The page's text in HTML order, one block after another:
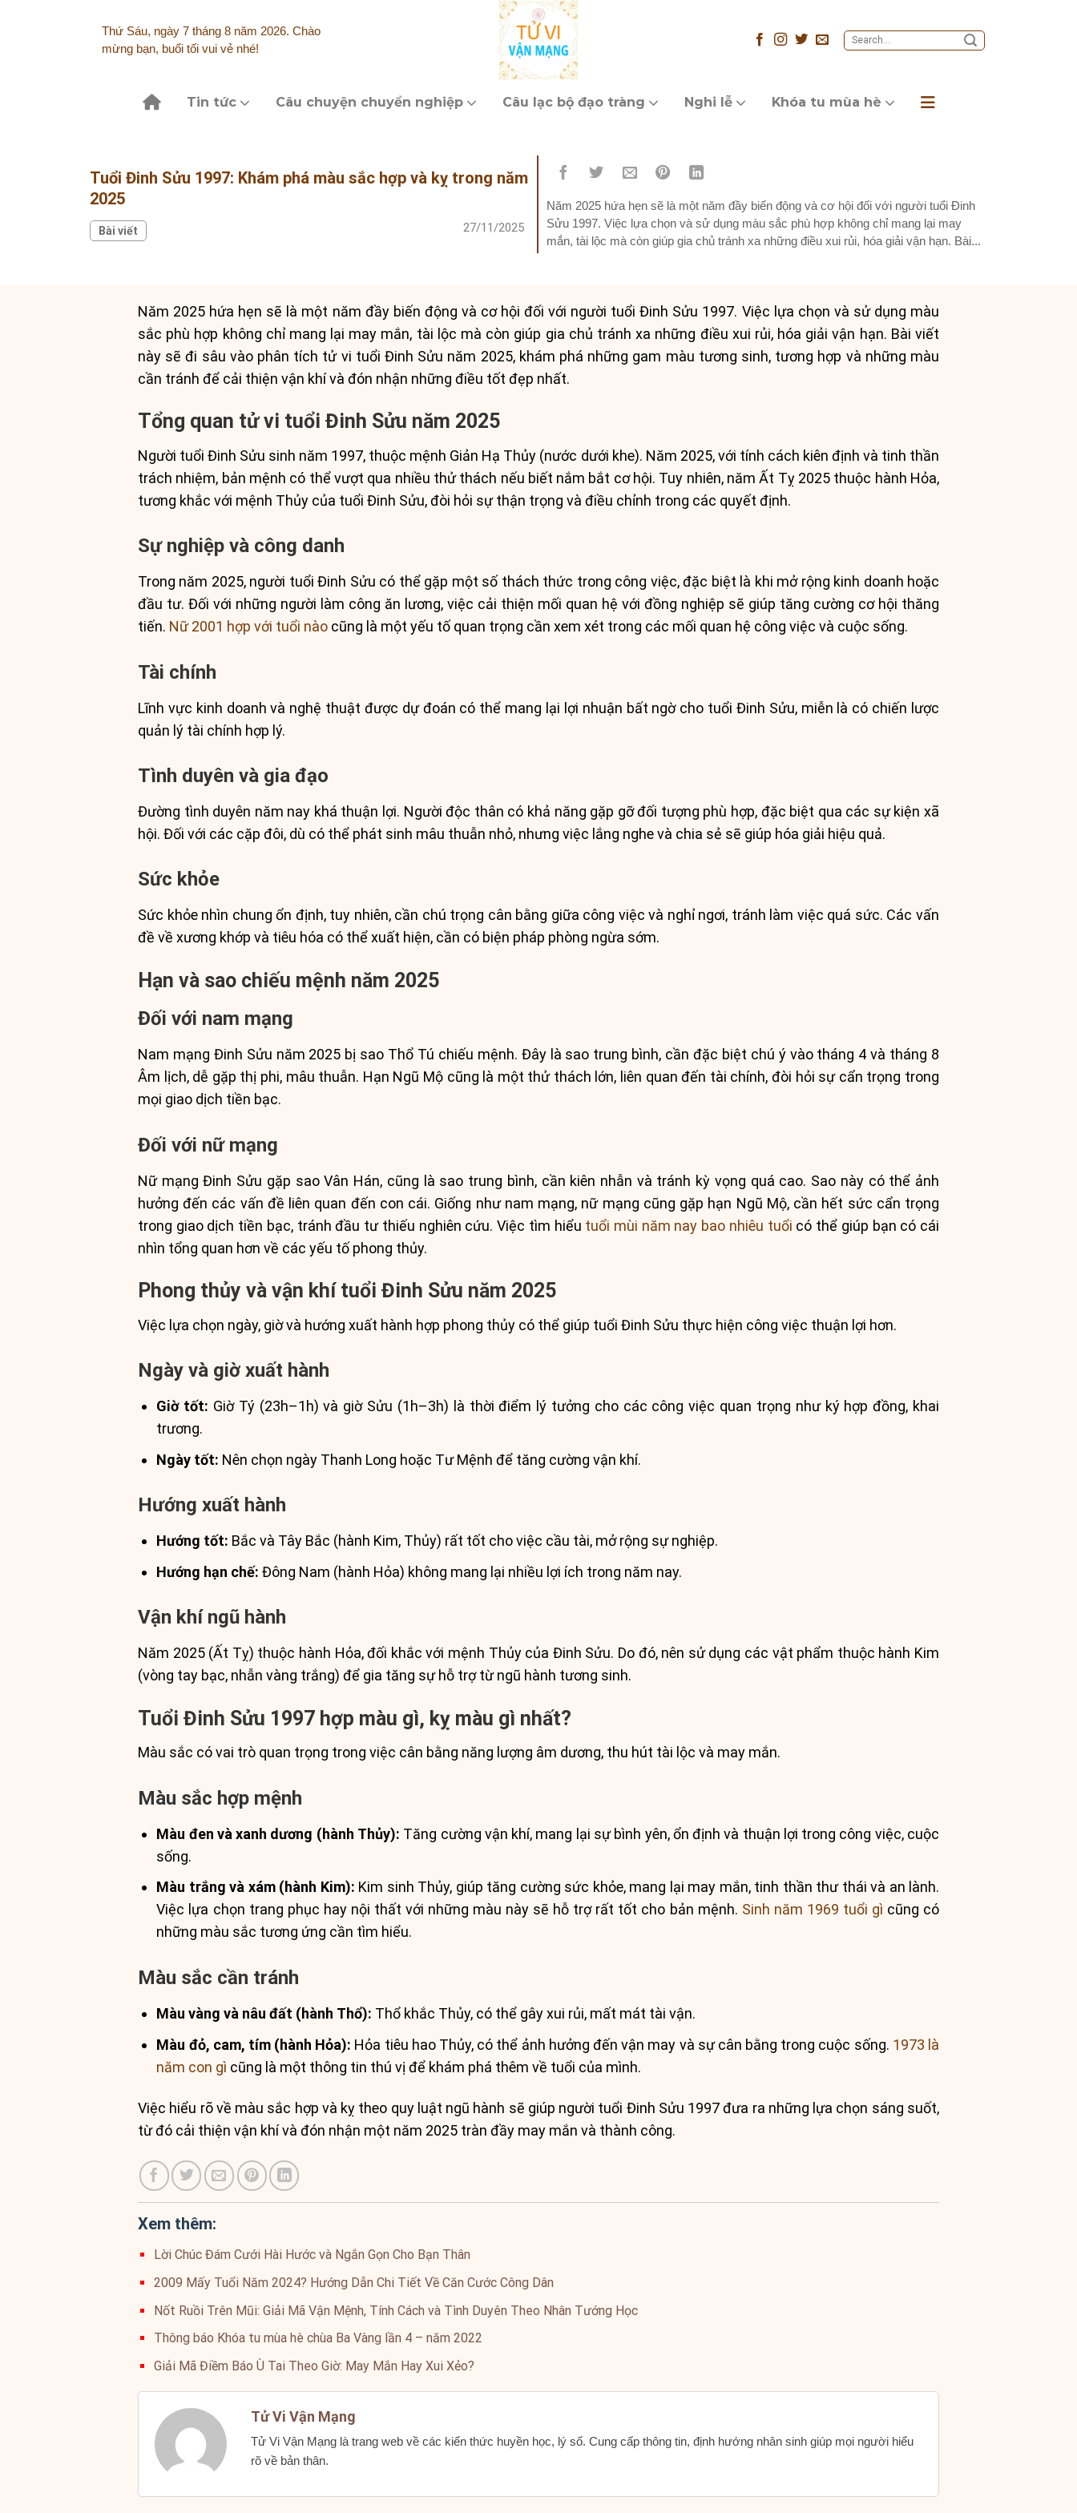
Thứ Sáu, ngày 7 tháng 8 năm 2026. Chào
mừng bạn, buổi tối vui vẻ nhé!
Tin tức Câu chuyện chuyển nghiệp Câu lạc bộ đạo tràng Nghi lễ Khóa tu mùa hè
Tuổi Đinh Sửu 1997: Khám phá màu sắc hợp và kỵ trong năm
2025
Bài viết 27/11/2025
Năm 2025 hứa hẹn sẽ là một năm đầy biến động và cơ hội đối với người tuổi Đinh
Sửu 1997. Việc lựa chọn và sử dụng màu sắc phù hợp không chỉ mang lại may
mắn, tài lộc mà còn giúp gia chủ tránh xa những điều xui rủi, hóa giải vận hạn. Bài...
Năm 2025 hứa hẹn sẽ là một năm đầy biến động và cơ hội đối với người tuổi Đinh Sửu 1997. Việc lựa chọn và sử dụng màu
sắc phù hợp không chỉ mang lại may mắn, tài lộc mà còn giúp gia chủ tránh xa những điều xui rủi, hóa giải vận hạn. Bài viết
này sẽ đi sâu vào phân tích tử vi tuổi Đinh Sửu năm 2025, khám phá những gam màu tương sinh, tương hợp và những màu
cần tránh để cải thiện vận khí và đón nhận những điều tốt đẹp nhất.
Tổng quan tử vi tuổi Đinh Sửu năm 2025
Người tuổi Đinh Sửu sinh năm 1997, thuộc mệnh Giản Hạ Thủy (nước dưới khe). Năm 2025, với tính cách kiên định và tinh thần
trách nhiệm, bản mệnh có thể vượt qua nhiều thử thách nếu biết nắm bắt cơ hội. Tuy nhiên, năm Ất Tỵ 2025 thuộc hành Hỏa,
tương khắc với mệnh Thủy của tuổi Đinh Sửu, đòi hỏi sự thận trọng và điều chỉnh trong các quyết định.
Sự nghiệp và công danh
Trong năm 2025, người tuổi Đinh Sửu có thể gặp một số thách thức trong công việc, đặc biệt là khi mở rộng kinh doanh hoặc
đầu tư. Đối với những người làm công ăn lương, việc cải thiện mối quan hệ với đồng nghiệp sẽ giúp tăng cường cơ hội thăng
tiến. Nữ 2001 hợp với tuổi nào cũng là một yếu tố quan trọng cần xem xét trong các mối quan hệ công việc và cuộc sống.
Tài chính
Lĩnh vực kinh doanh và nghệ thuật được dự đoán có thể mang lại lợi nhuận bất ngờ cho tuổi Đinh Sửu, miễn là có chiến lược
quản lý tài chính hợp lý.
Tình duyên và gia đạo
Đường tình duyên năm nay khá thuận lợi. Người độc thân có khả năng gặp gỡ đối tượng phù hợp, đặc biệt qua các sự kiện xã
hội. Đối với các cặp đôi, dù có thể phát sinh mâu thuẫn nhỏ, nhưng việc lắng nghe và chia sẻ sẽ giúp hóa giải hiệu quả.
Sức khỏe
Sức khỏe nhìn chung ổn định, tuy nhiên, cần chú trọng cân bằng giữa công việc và nghỉ ngơi, tránh làm việc quá sức. Các vấn
đề về xương khớp và tiêu hóa có thể xuất hiện, cần có biện pháp phòng ngừa sớm.
Hạn và sao chiếu mệnh năm 2025
Đối với nam mạng
Nam mạng Đinh Sửu năm 2025 bị sao Thổ Tú chiếu mệnh. Đây là sao trung bình, cần đặc biệt chú ý vào tháng 4 và tháng 8
Âm lịch, dễ gặp thị phi, mâu thuẫn. Hạn Ngũ Mộ cũng là một thử thách lớn, liên quan đến tài chính, đòi hỏi sự cẩn trọng trong
mọi giao dịch tiền bạc.
Đối với nữ mạng
Nữ mạng Đinh Sửu gặp sao Vân Hán, cũng là sao trung bình, cần kiên nhẫn và tránh kỳ vọng quá cao. Sao này có thể ảnh
hưởng đến các vấn đề liên quan đến con cái. Giống như nam mạng, nữ mạng cũng gặp hạn Ngũ Mộ, cần hết sức cẩn trọng
trong giao dịch tiền bạc, tránh đầu tư thiếu nghiên cứu. Việc tìm hiểu tuổi mùi năm nay bao nhiêu tuổi có thể giúp bạn có cái
nhìn tổng quan hơn về các yếu tố phong thủy.
Phong thủy và vận khí tuổi Đinh Sửu năm 2025
Việc lựa chọn ngày, giờ và hướng xuất hành hợp phong thủy có thể giúp tuổi Đinh Sửu thực hiện công việc thuận lợi hơn.
Ngày và giờ xuất hành
Giờ tốt: Giờ Tý (23h–1h) và giờ Sửu (1h–3h) là thời điểm lý tưởng cho các công việc quan trọng như ký hợp đồng, khai
trương.
Ngày tốt: Nên chọn ngày Thanh Long hoặc Tư Mệnh để tăng cường vận khí.
Hướng xuất hành
Hướng tốt: Bắc và Tây Bắc (hành Kim, Thủy) rất tốt cho việc cầu tài, mở rộng sự nghiệp.
Hướng hạn chế: Đông Nam (hành Hỏa) không mang lại nhiều lợi ích trong năm nay.
Vận khí ngũ hành
Năm 2025 (Ất Tỵ) thuộc hành Hỏa, đối khắc với mệnh Thủy của Đinh Sửu. Do đó, nên sử dụng các vật phẩm thuộc hành Kim
(vòng tay bạc, nhẫn vàng trắng) để gia tăng sự hỗ trợ từ ngũ hành tương sinh.
Tuổi Đinh Sửu 1997 hợp màu gì, kỵ màu gì nhất?
Màu sắc có vai trò quan trọng trong việc cân bằng năng lượng âm dương, thu hút tài lộc và may mắn.
Màu sắc hợp mệnh
Màu đen và xanh dương (hành Thủy): Tăng cường vận khí, mang lại sự bình yên, ổn định và thuận lợi trong công việc, cuộc
sống.
Màu trắng và xám (hành Kim): Kim sinh Thủy, giúp tăng cường sức khỏe, mang lại may mắn, tinh thần thư thái và an lành.
Việc lựa chọn trang phục hay nội thất với những màu này sẽ hỗ trợ rất tốt cho bản mệnh. Sinh năm 1969 tuổi gì cũng có
những màu sắc tương ứng cần tìm hiểu.
Màu sắc cần tránh
Màu vàng và nâu đất (hành Thổ): Thổ khắc Thủy, có thể gây xui rủi, mất mát tài vận.
Màu đỏ, cam, tím (hành Hỏa): Hỏa tiêu hao Thủy, có thể ảnh hưởng đến vận may và sự cân bằng trong cuộc sống. 1973 là
năm con gì cũng là một thông tin thú vị để khám phá thêm về tuổi của mình.
Việc hiểu rõ về màu sắc hợp và kỵ theo quy luật ngũ hành sẽ giúp người tuổi Đinh Sửu 1997 đưa ra những lựa chọn sáng suốt,
từ đó cải thiện vận khí và đón nhận một năm 2025 tràn đầy may mắn và thành công.
Xem thêm:
Lời Chúc Đám Cưới Hài Hước và Ngắn Gọn Cho Bạn Thân
2009 Mấy Tuổi Năm 2024? Hướng Dẫn Chi Tiết Về Căn Cước Công Dân
Nốt Ruồi Trên Mũi: Giải Mã Vận Mệnh, Tính Cách và Tình Duyên Theo Nhân Tướng Học
Thông báo Khóa tu mùa hè chùa Ba Vàng lần 4 – năm 2022
Giải Mã Điềm Báo Ù Tai Theo Giờ: May Mắn Hay Xui Xẻo?
Tử Vi Vận Mạng
Tử Vi Vận Mạng là trang web về các kiến thức huyền học, lý số. Cung cấp thông tin, định hướng nhân sinh giúp mọi người hiểu
rõ về bản thân.